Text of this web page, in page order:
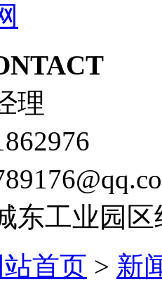
理
东工业园区
站首页 > 新